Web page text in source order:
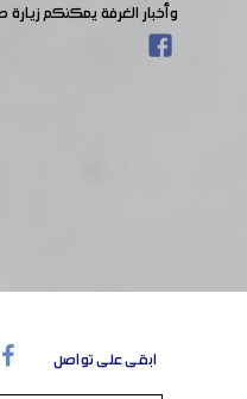
وأخبار الغرفة يمكنكم
ابقى على تواصل